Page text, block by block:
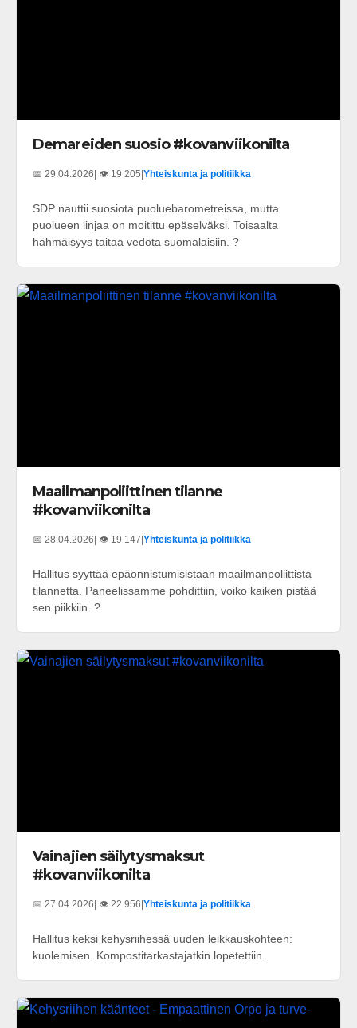
Demareiden suosio #kovanviikonilta
📅 29.04.2026 | 👁️ 19 205 Yhteiskunta ja politiikka
SDP nauttii suosiota puoluebarometreissa, mutta
puolueen linjaa on moitittu epäselväksi. Toisaalta
hähmäisyys taitaa vedota suomalaisiin. ?
Maailmanpoliittinen tilanne
#kovanviikonilta
📅 28.04.2026| 👁️ 19 147|Yhteiskunta ja politiikka
Hallitus syyttää epäonnistumisistaan maailmanpoliittista
tilannetta. Paneelissamme pohdittiin, voiko kaiken pistää
sen piikkiin. ?
Vainajien säilytysmaksut
#kovanviikonilta
📅 27.04.2026 | 👁️ 22 956 Yhteiskunta ja politiikka
Hallitus keksi kehysriihessä uuden leikkauskohteen:
kuolemisen. Kompostitarkastajatkin lopetettiin.